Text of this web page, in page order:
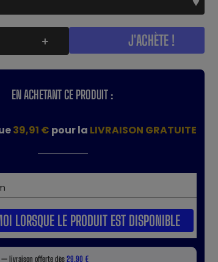
+ J'ACHÈTE !
EN ACHETANT CE PRODUIT :
39,91 € pour la LIVRAISON GRATUITE
LORSQUE LE PRODUIT EST DISPONIBLE
— livraison offerte dès29,90 €